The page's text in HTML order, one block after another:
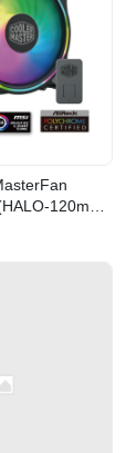
120mm-